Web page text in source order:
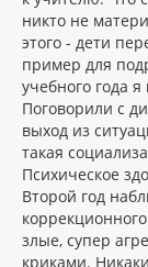
никто не
этого - дети
пример для
учебного года
Поговорили с
выход из
такая
Психическое
Второй год
злые, супер
криками.